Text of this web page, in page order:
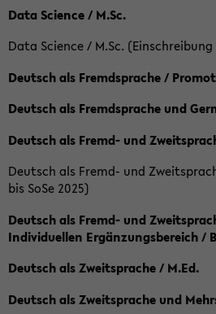
Data Science / M.Sc.
Data Science / M.Sc. (Einschreibung
Deutsch als Fremdsprache /
Deutsch als Fremdsprache und
Deutsch als Fremd- und
Deutsch als Fremd- und
bis SoSe 2025)
Deutsch als Fremd- und
Individuellen Ergänzungsbereich /
Deutsch als Zweitsprache / M.Ed.
Deutsch als Zweitsprache und